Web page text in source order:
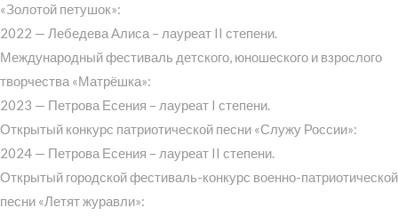
«Золотой петушок»:
2022 — Лебедева Алиса – лауреат II степени.
Международный фестиваль детского, юношеского и взрослого
творчества «Матрёшка»:
2023 — Петрова Есения – лауреат I степени.
Открытый конкурс патриотической песни «Служу России»:
2024 — Петрова Есения – лауреат II степени.
Открытый городской фестиваль-конкурс военно-патриотической
песни «Летят журавли»: